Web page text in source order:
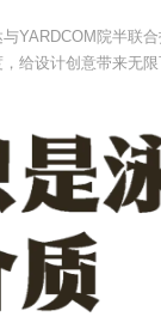
YARDCOM院半联
给设计创意带来无